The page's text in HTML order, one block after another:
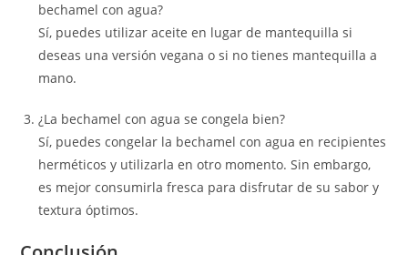
bechamel con agua?
Sí, puedes utilizar aceite en lugar de mantequilla si
deseas una versión vegana o si no tienes mantequilla a
mano.
¿La bechamel con agua se congela bien?
Sí, puedes congelar la bechamel con agua en recipientes
herméticos y utilizarla en otro momento. Sin embargo,
es mejor consumirla fresca para disfrutar de su sabor y
textura óptimos.